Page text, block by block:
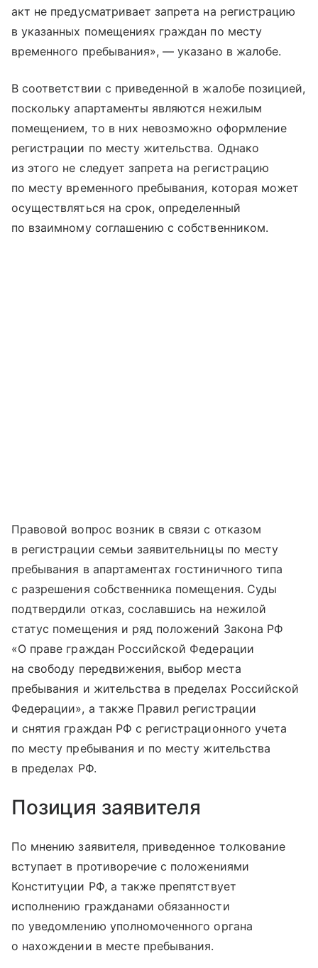
акт не предусматривает запрета на регистрацию
в указанных помещениях граждан по месту
временного пребывания», — указано в жалобе.
В соответствии с приведенной в жалобе позицией,
поскольку апартаменты являются нежилым
помещением, то в них невозможно оформление
регистрации по месту жительства. Однако
из этого не следует запрета на регистрацию
по месту временного пребывания, которая может
осуществляться на срок, определенный
по взаимному соглашению с собственником.
Правовой вопрос возник в связи с отказом
в регистрации семьи заявительницы по месту
пребывания в апартаментах гостиничного типа
с разрешения собственника помещения. Суды
подтвердили отказ, сославшись на нежилой
статус помещения и ряд положений Закона РФ
«О праве граждан Российской Федерации
на свободу передвижения, выбор места
пребывания и жительства в пределах Российской
Федерации», а также Правил регистрации
и снятия граждан РФ с регистрационного учета
по месту пребывания и по месту жительства
в пределах РФ.
Позиция заявителя
По мнению заявителя, приведенное толкование
вступает в противоречие с положениями
Конституции РФ, а также препятствует
исполнению гражданами обязанности
по уведомлению уполномоченного органа
о нахождении в месте пребывания.